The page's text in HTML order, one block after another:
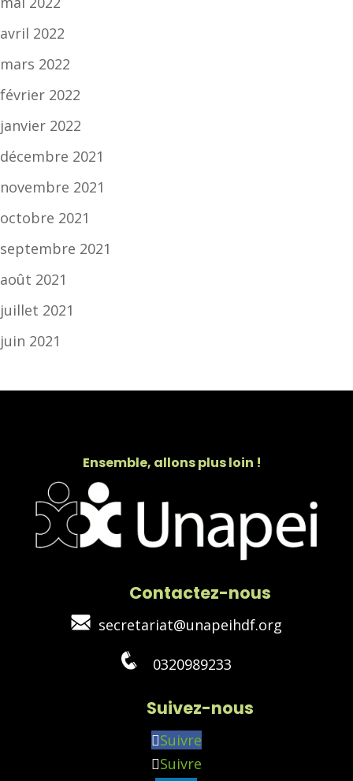
avril 2022
mars 2022
février 2022
janvier 2022
décembre 2021
novembre 2021
octobre 2021
septembre 2021
août 2021
juillet 2021
juin 2021
Ensemble, allons plus loin !
Contactez-nous
secretariat@unapeihdf.org
0320989233
Suivez-nous
Suivre
Suivre